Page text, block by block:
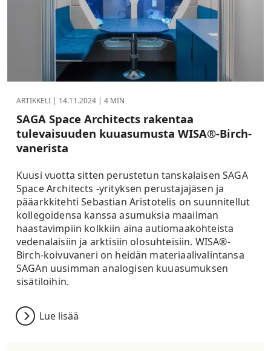
ARTIKKELI | 14.11.2024 | 4 MIN
SAGA Space Architects rakentaa
tulevaisuuden kuuasumusta WISA®-Birch-
vanerista
Kuusi vuotta sitten perustetun tanskalaisen SAGA
Space Architects -yrityksen perustajajäsen ja
pääarkkitehti Sebastian Aristotelis on suunnitellut
kollegoidensa kanssa asumuksia maailman
haastavimpiin kolkkiin aina autiomaakohteista
vedenalaisiin ja arktisiin olosuhteisiin. WISA®-
Birch-koivuvaneri on heidän materiaalivalintansa
SAGAn uusimman analogisen kuuasumuksen
sisätiloihin.
Lue lisää